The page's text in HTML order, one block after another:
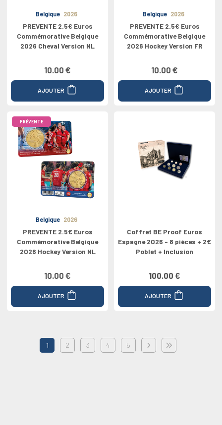
Belgique 2026
PREVENTE 2.5€ Euros
Commémorative Belgique
2026 Cheval Version NL
10.00 €
AJOUTER
Belgique 2026
PREVENTE 2.5€ Euros
Commémorative Belgique
2026 Hockey Version FR
10.00 €
AJOUTER
PRÉVENTE
Belgique 2026
PREVENTE 2.5€ Euros
Commémorative Belgique
2026 Hockey Version NL
10.00 €
AJOUTER
Coffret BE Proof Euros
Espagne 2026 - 8 pièces + 2€
Poblet + Inclusion
100.00 €
AJOUTER
1 2 3 4 5